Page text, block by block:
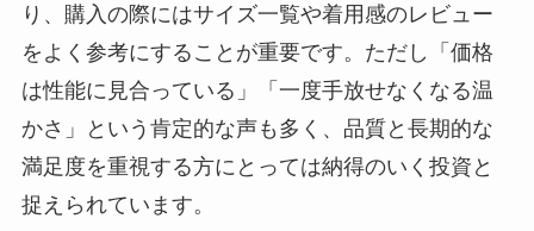
り、購入の際にはサイズ一覧や着用感のレビュー
をよく参考にすることが重要です。ただし「価格
は性能に見合っている」「一度手放せなくなる温
かさ」という肯定的な声も多く、品質と長期的な
満足度を重視する方にとっては納得のいく投資と
捉えられています。